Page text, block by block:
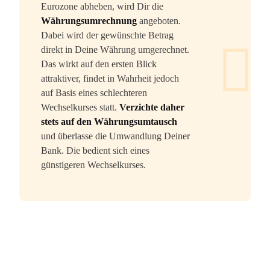
Eurozone abheben, wird Dir die
Währungsumrechnung angeboten.
Dabei wird der gewünschte Betrag
direkt in Deine Währung umgerechnet.
Das wirkt auf den ersten Blick
attraktiver, findet in Wahrheit jedoch
auf Basis eines schlechteren
Wechselkurses statt. Verzichte daher
stets auf den Währungsumtausch
und überlasse die Umwandlung Deiner
Bank. Die bedient sich eines
günstigeren Wechselkurses.